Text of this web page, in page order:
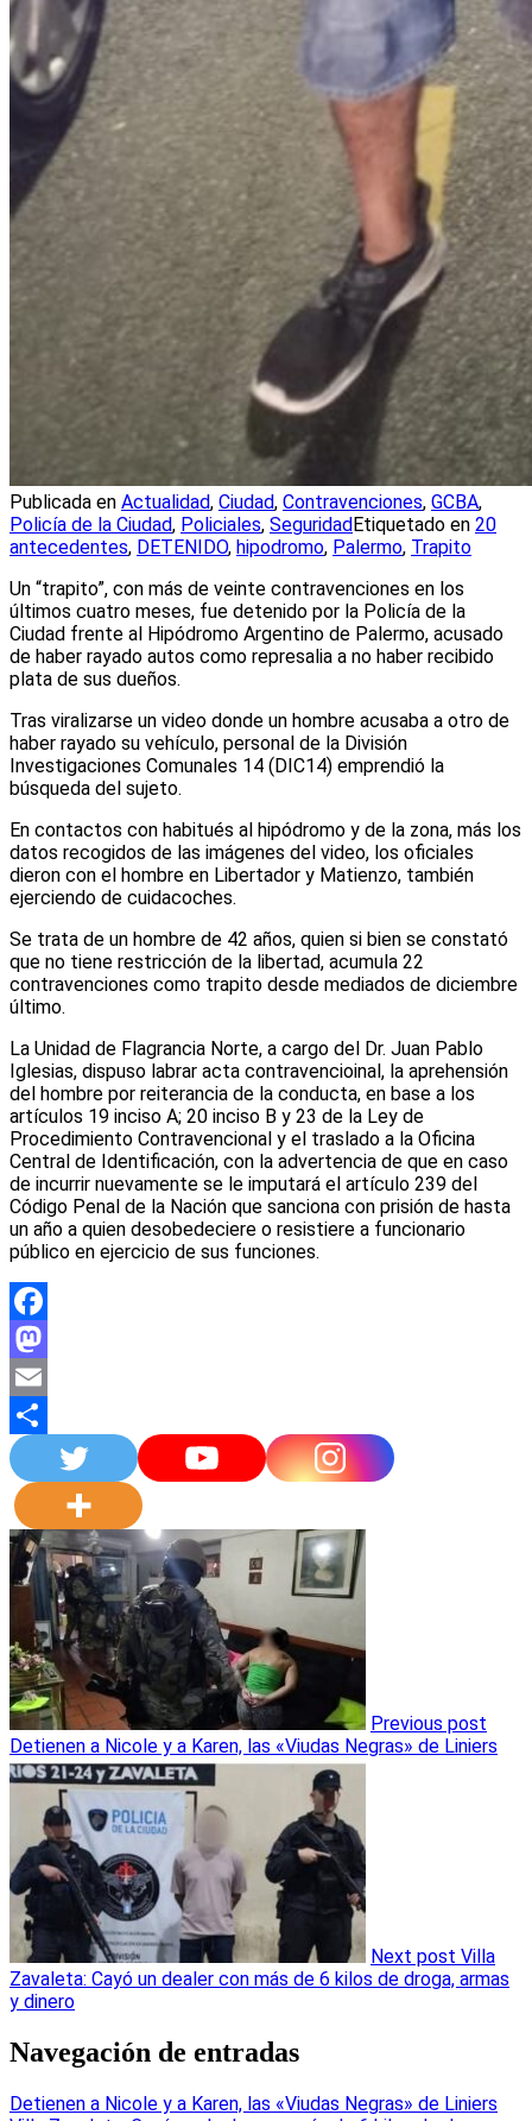
Publicada en Actualidad, Ciudad, Contravenciones, GCBA,
Policía de la Ciudad, Policiales, SeguridadEtiquetado en 20
antecedentes, DETENIDO, hipodromo, Palermo, Trapito
Un “trapito”, con más de veinte contravenciones en los
últimos cuatro meses, fue detenido por la Policía de la
Ciudad frente al Hipódromo Argentino de Palermo, acusado
de haber rayado autos como represalia a no haber recibido
plata de sus dueños.
Tras viralizarse un video donde un hombre acusaba a otro de
haber rayado su vehículo, personal de la División
Investigaciones Comunales 14 (DIC14) emprendió la
búsqueda del sujeto.
En contactos con habitués al hipódromo y de la zona, más los
datos recogidos de las imágenes del video, los oficiales
dieron con el hombre en Libertador y Matienzo, también
ejerciendo de cuidacoches.
Se trata de un hombre de 42 años, quien si bien se constató
que no tiene restricción de la libertad, acumula 22
contravenciones como trapito desde mediados de diciembre
último.
La Unidad de Flagrancia Norte, a cargo del Dr. Juan Pablo
Iglesias, dispuso labrar acta contravencioinal, la aprehensión
del hombre por reiterancia de la conducta, en base a los
artículos 19 inciso A; 20 inciso B y 23 de la Ley de
Procedimiento Contravencional y el traslado a la Oficina
Central de Identificación, con la advertencia de que en caso
de incurrir nuevamente se le imputará el artículo 239 del
Código Penal de la Nación que sanciona con prisión de hasta
un año a quien desobedeciere o resistiere a funcionario
público en ejercicio de sus funciones.
Facebook
Mastodon
Email
Compartir
Previous post
Detienen a Nicole y a Karen, las «Viudas Negras» de Liniers
Next post Villa
Zavaleta: Cayó un dealer con más de 6 kilos de droga, armas
y dinero
Navegación de entradas
Detienen a Nicole y a Karen, las «Viudas Negras» de Liniers